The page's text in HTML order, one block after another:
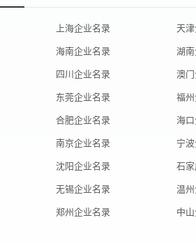
上海企业名录 天
海南企业名录 湖
四川企业名录 澳
东莞企业名录 福
合肥企业名录 海
南京企业名录 宁
沈阳企业名录 石
无锡企业名录 温
郑州企业名录 中